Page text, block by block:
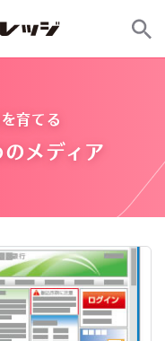
育てる
メディア